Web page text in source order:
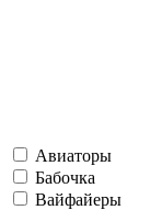
Авиаторы
Бабочка
Вайфайеры